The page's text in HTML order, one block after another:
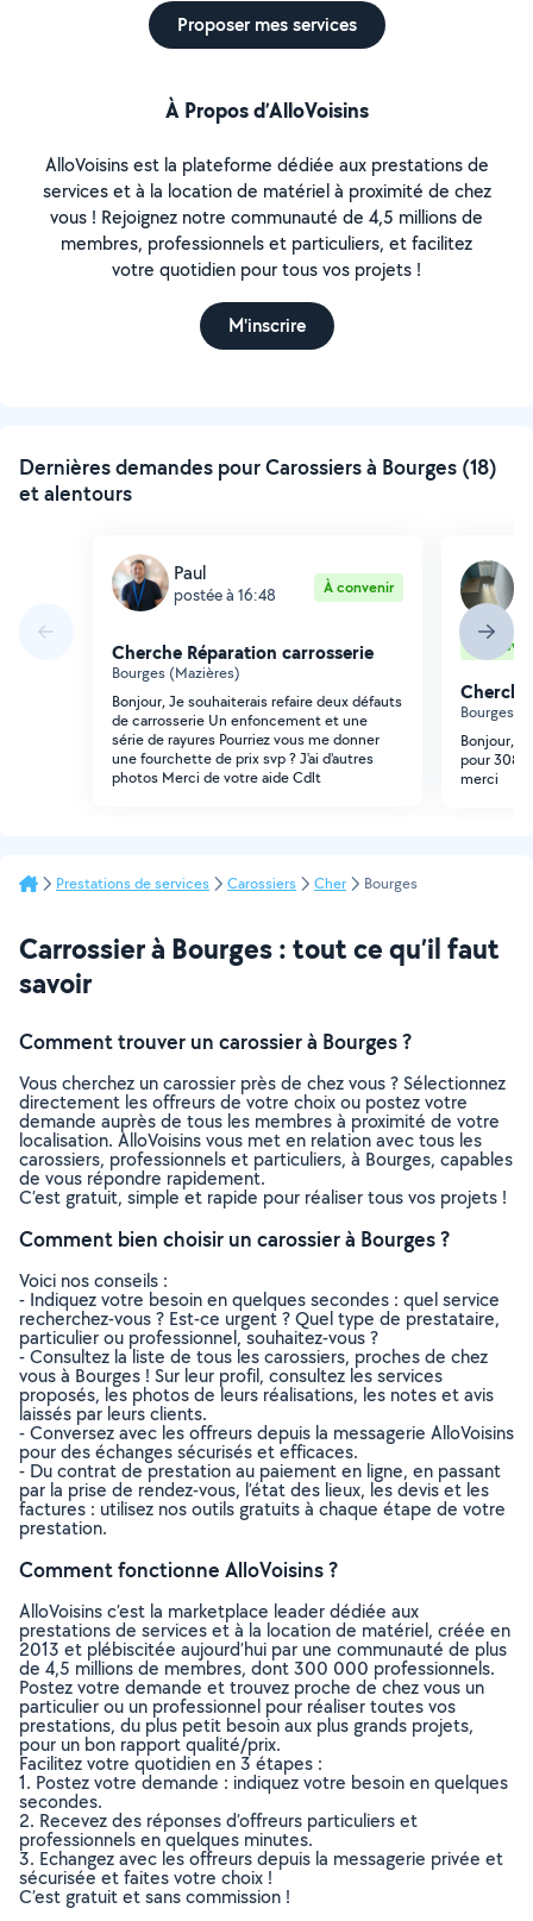
Proposer mes services
À Propos d’AlloVoisins
AlloVoisins est la plateforme dédiée aux prestations de
services et à la location de matériel à proximité de chez
vous ! Rejoignez notre communauté de 4,5 millions de
membres, professionnels et particuliers, et facilitez
votre quotidien pour tous vos projets !
M'inscrire
Dernières demandes pour Carossiers à Bourges (18)
et alentours
Paul
postée à 16:48 À convenir
Cherche Réparation carrosserie
Bourges (Mazières)
Bonjour, Je souhaiterais refaire deux défauts
de carrosserie Un enfoncement et une
série de rayures Pourriez vous me donner
une fourchette de prix svp ? J'ai d'autres
photos Merci de votre aide Cdlt
Sur devis
Bourges
Bonjour,
pour 308
merci
Prestations de services Carossiers Cher Bourges
Carrossier à Bourges : tout ce qu’il faut
savoir
Comment trouver un carossier à Bourges ?
Vous cherchez un carossier près de chez vous ? Sélectionnez
directement les offreurs de votre choix ou postez votre
demande auprès de tous les membres à proximité de votre
localisation. AlloVoisins vous met en relation avec tous les
carossiers, professionnels et particuliers, à Bourges, capables
de vous répondre rapidement.
C’est gratuit, simple et rapide pour réaliser tous vos projets !
Comment bien choisir un carossier à Bourges ?
Voici nos conseils :
- Indiquez votre besoin en quelques secondes : quel service
recherchez-vous ? Est-ce urgent ? Quel type de prestataire,
particulier ou professionnel, souhaitez-vous ?
- Consultez la liste de tous les carossiers, proches de chez
vous à Bourges ! Sur leur profil, consultez les services
proposés, les photos de leurs réalisations, les notes et avis
laissés par leurs clients.
- Conversez avec les offreurs depuis la messagerie AlloVoisins
pour des échanges sécurisés et efficaces.
- Du contrat de prestation au paiement en ligne, en passant
par la prise de rendez-vous, l’état des lieux, les devis et les
factures : utilisez nos outils gratuits à chaque étape de votre
prestation.
Comment fonctionne AlloVoisins ?
AlloVoisins c’est la marketplace leader dédiée aux
prestations de services et à la location de matériel, créée en
2013 et plébiscitée aujourd’hui par une communauté de plus
de 4,5 millions de membres, dont 300 000 professionnels.
Postez votre demande et trouvez proche de chez vous un
particulier ou un professionnel pour réaliser toutes vos
prestations, du plus petit besoin aux plus grands projets,
pour un bon rapport qualité/prix.
Facilitez votre quotidien en 3 étapes :
1. Postez votre demande : indiquez votre besoin en quelques
secondes.
2. Recevez des réponses d’offreurs particuliers et
professionnels en quelques minutes.
3. Echangez avec les offreurs depuis la messagerie privée et
sécurisée et faites votre choix !
C’est gratuit et sans commission !